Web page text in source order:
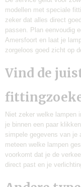
modellen met speciale
zeker dat alles direct
passen. Plan eenvoudig
Amersfoort en laat je
zorgeloos goed zicht op
Vind de
Niet zeker welke lampen
je binnen een paar
simpele gegevens van je
meteen welke lampen
voorkomt dat je de
direct past en je